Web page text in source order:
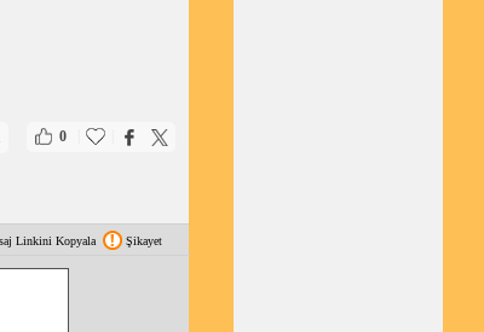
bir seçim
0
Linkini Kopyala Şikayet